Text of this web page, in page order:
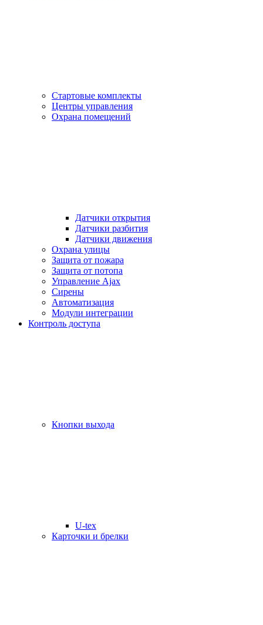
Стартовые комплекты
Центры управления
Охрана помещений
Датчики открытия
Датчики разбития
Датчики движения
Охрана улицы
Защита от пожара
Защита от потопа
Управление Ajax
Сирены
Автоматизация
Модули интеграции
Контроль доступа
Кнопки выхода
U-tex
Карточки и брелки